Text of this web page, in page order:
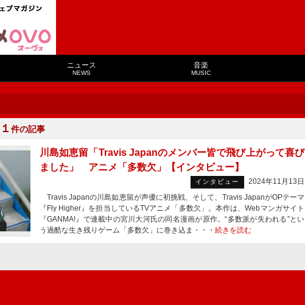
ニュース
NEWS
音楽
MUSIC
１ 件の記事
川島如恵留「Travis Japanのメンバー皆で飛び上がって喜び
ました」 アニメ「多数欠」【インタビュー】
インタビュー
2024年11月13日
Travis Japanの川島如恵留が声優に初挑戦、そして、Travis JapanがOPテーマ
『Fly Higher』を担当しているTVアニメ「多数欠」。本作は、Webマンガサイト
『GANMA!』で連載中の宮川大河氏の同名漫画が原作。“多数派が失われる”とい
う過酷な生き残りゲーム「多数欠」に巻き込ま・・・ 続きを読む